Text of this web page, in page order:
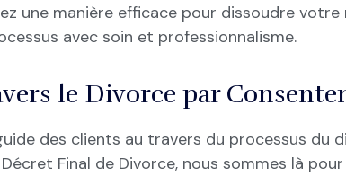
une manière efficace pour dissoudre
avec soin et professionnalisme.
le Divorce par
des clients au travers du processus
Final de Divorce, nous sommes là